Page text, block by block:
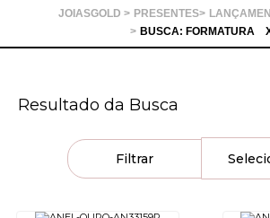
PRESENTES
BUSCA: FORMATURA
Resultado da Busca
Filtrar
Anéis
Gargantilhas